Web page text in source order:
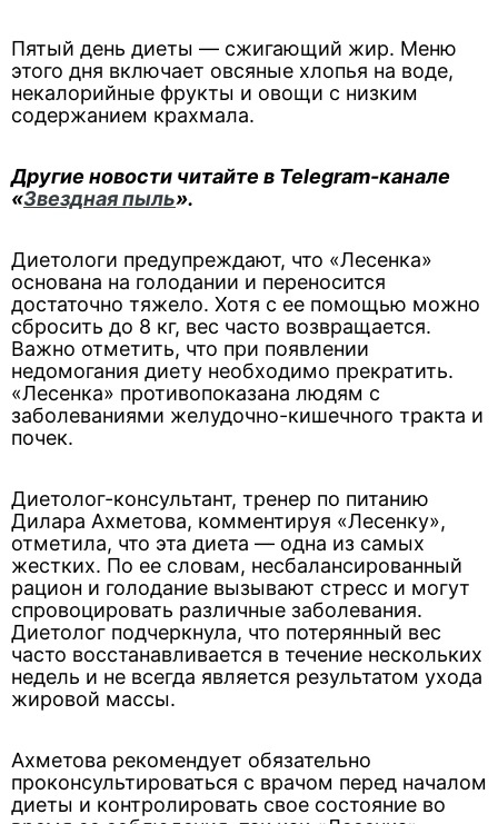
Пятый день диеты — сжигающий жир. Меню
этого дня включает овсяные хлопья на воде,
некалорийные фрукты и овощи с низким
содержанием крахмала.
Другие новости читайте в Telegram-канале
«Звездная пыль».
Диетологи предупреждают, что «Лесенка»
основана на голодании и переносится
достаточно тяжело. Хотя с ее помощью можно
сбросить до 8 кг, вес часто возвращается.
Важно отметить, что при появлении
недомогания диету необходимо прекратить.
«Лесенка» противопоказана людям с
заболеваниями желудочно-кишечного тракта и
почек.
Диетолог-консультант, тренер по питанию
Дилара Ахметова, комментируя «Лесенку»,
отметила, что эта диета — одна из самых
жестких. По ее словам, несбалансированный
рацион и голодание вызывают стресс и могут
спровоцировать различные заболевания.
Диетолог подчеркнула, что потерянный вес
часто восстанавливается в течение нескольких
недель и не всегда является результатом ухода
жировой массы.
Ахметова рекомендует обязательно
проконсультироваться с врачом перед началом
диеты и контролировать свое состояние во